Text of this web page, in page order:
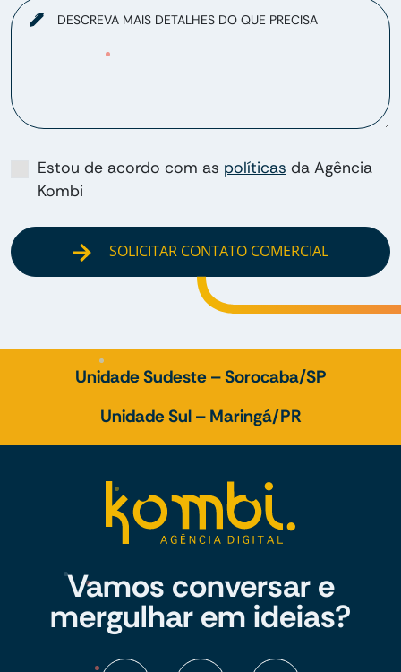
DESCREVA MAIS DETALHES DO QUE PRECISA
Estou de acordo com as políticas da Agência
Kombi
SOLICITAR CONTATO COMERCIAL
Unidade Sudeste – Sorocaba/SP
Unidade Sul – Maringá/PR
Vamos conversar e
mergulhar em ideias?